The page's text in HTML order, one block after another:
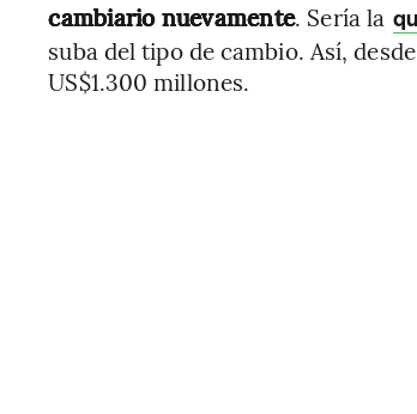
cambiario nuevamente. Sería la
suba del tipo de cambio. Así,
US$1.300 millones.